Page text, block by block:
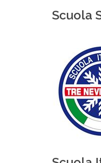
Scuola